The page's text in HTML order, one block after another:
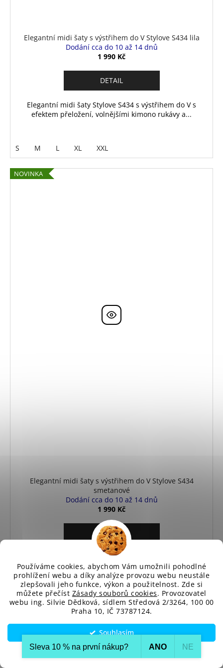
Používáme cookies, abychom Vám umožnili pohodlné
prohlížení webu a díky analýze provozu webu neustále
zlepšovali jeho funkce, výkon a použitelnost. Zde si
můžete přečíst Zásady souborů cookies. Provozovatel
webu ing. Silvie Dědková, sídlem Středová 2/3264, 100 00
Praha 10, IČ 73787124.
Souhlasím
Nastavení
Elegantní midi šaty s výstřihem do V Stylove S434 lila
Dodání cca do 10 až 14 dnů
1 990 Kč
DETAIL
Elegantní midi šaty Stylove S434 s výstřihem do V s
efektem přeložení, volnějšími kimono rukávy a...
S M L XL XXL
NOVINKA
Elegantní midi šaty s výstřihem do V Stylove S434
smetanové
Dodání cca do 10 až 14 dnů
1 990 Kč
DETAIL
Elegantní midi šaty Stylove S434 s výstřihem do V s
efektem přeložení, volnějšími kimono rukávy a...
S M L XL XXL
NOVINKA
Sleva 10 % na první nákup?​ ANO NE